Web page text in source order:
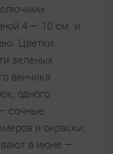
4 — 10 см. и
Цветки
зеленых
венчика
одного
сочные
и окраски.
в июне —